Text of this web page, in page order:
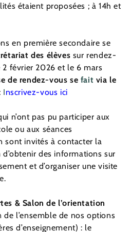
étaient proposées ; à 14h et
en première secondaire se
des élèves sur rendez-
2 février 2026 et le 6 mars
de rendez-vous se fait via le
Inscrivez-vous ici
n’ont pas pu participer aux
ou aux séances
sont invités à contacter la
des informations sur
et d’organiser une visite
& Salon de l’orientation
de l’ensemble de nos options
d’enseignement) : le